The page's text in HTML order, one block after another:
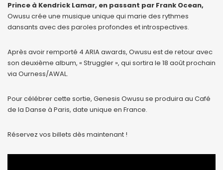
Prince à Kendrick Lamar, en passant par Frank Ocean,
Owusu crée une musique unique qui marie des rythmes
dansants avec des paroles profondes et introspectives.
Après avoir remporté 4 ARIA awards, Owusu est de retour avec
son deuxième album, « Struggler », qui sortira le 18 août prochain
via Ourness/AWAL.
Pour célébrer cette sortie, Genesis Owusu se produira au Café
de la Danse à Paris, date unique en France.
Réservez vos billets dès maintenant !